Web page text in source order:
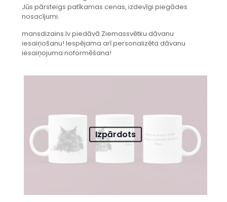
Jūs pārsteigs patīkamas cenas, izdevīgi piegādes
nosacījumi.
mansdizains.lv piedāvā Ziemassvētku dāvanu
iesaiņošanu! Iespējama arī personalizēta dāvanu
iesaiņojuma noformēšana!
Izpārdots